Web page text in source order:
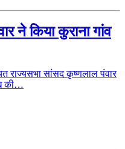
ने किया कुराना गांव
राज्यसभा सांसद कृष्णलाल पंवार
की…